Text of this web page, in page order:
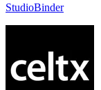
StudioBinder